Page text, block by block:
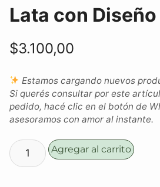
Lata con Diseño
$3.100,00
Estamos cargando nuevos
Si querés consultar por este
pedido, hacé clic en el botón de
asesoramos con amor al instante.
Agregar al carrito